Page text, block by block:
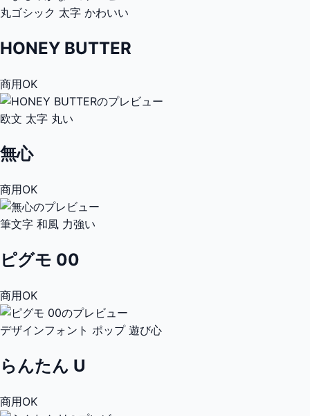
丸ゴシック 太字 かわいい
HONEY BUTTER
商用OK
欧文 太字 丸い
無心
商用OK
筆文字 和風 力強い
ピグモ 00
商用OK
デザインフォント ポップ 遊び心
らんたん U
商用OK